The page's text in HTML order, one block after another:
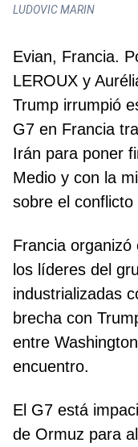
LUDOVIC MARIN
Evian, Francia.
LEROUX y
Trump irrumpió
G7 en Francia
Irán para poner
Medio y con la
sobre el conflicto
Francia
los líderes del
industrializadas
brecha con
entre
encuentro.
El G7 está
de Ormuz para